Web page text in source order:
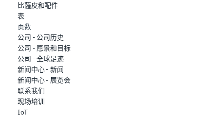
比薩皮和配件
表
页数
公司 - 公司历史
公司 - 愿景和目标
公司 - 全球足迹
新闻中心 - 新闻
新闻中心 - 展览会
联系我们
现场培训
IoT